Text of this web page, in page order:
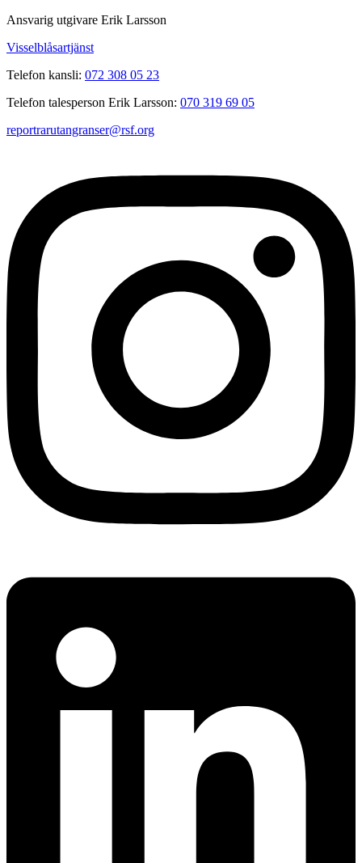
Ansvarig utgivare Erik Larsson
Visselblåsartjänst
Telefon kansli: 072 308 05 23
Telefon talesperson Erik Larsson: 070 319 69 05
reportrarutangranser@rsf.org